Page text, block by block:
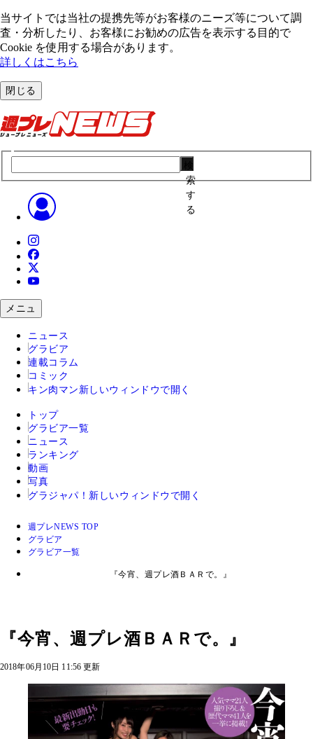
当サイトでは当社の提携先等がお客様のニーズ等について調
査・分析したり、お客様にお勧めの広告を表⽰する⽬的で
Cookie を使⽤する場合があります。
詳しくはこちら
閉じる
索
す
る
メニュ
ニュース
グラビア
連載コラム
コミック
キン肉マン 新しいウィンドウで開く
トップ
グラビア一覧
ニュース
ランキング
動画
写真
グラジャパ！ 新しいウィンドウで開く
週プレNEWS TOP
グラビア
グラビア一覧
『今宵、週プレ酒ＢＡＲで。』
『今宵、週プレ酒ＢＡＲで。』
2018年06月10日 11:56 更新